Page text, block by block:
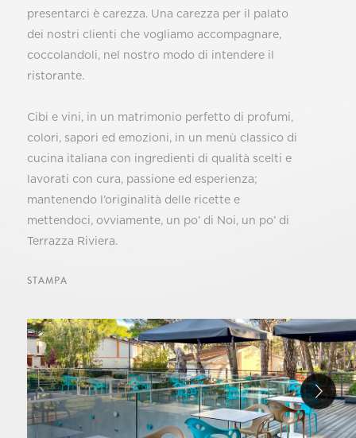
presentarci è carezza. Una carezza per il palato
dei nostri clienti che vogliamo accompagnare,
coccolandoli, nel nostro modo di intendere il
ristorante.
Cibi e vini, in un matrimonio perfetto di profumi,
colori, sapori ed emozioni, in un menù classico di
cucina italiana con ingredienti di qualità scelti e
lavorati con cura, passione ed esperienza;
mantenendo l’originalità delle ricette e
mettendoci, ovviamente, un po’ di Noi, un po’ di
Terrazza Riviera.
STAMPA